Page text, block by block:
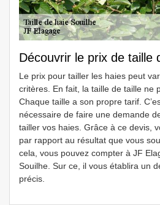
Découvrir le prix de taille
Le prix pour tailler les haies peut
critères. En fait, la taille de taille ne
Chaque taille a son propre tarif.
nécessaire de faire une demande
tailler vos haies. Grâce à ce devis,
par rapport au résultat que vous
cela, vous pouvez compter à JF
Souilhe. Sur ce, il vous établira un
précis.